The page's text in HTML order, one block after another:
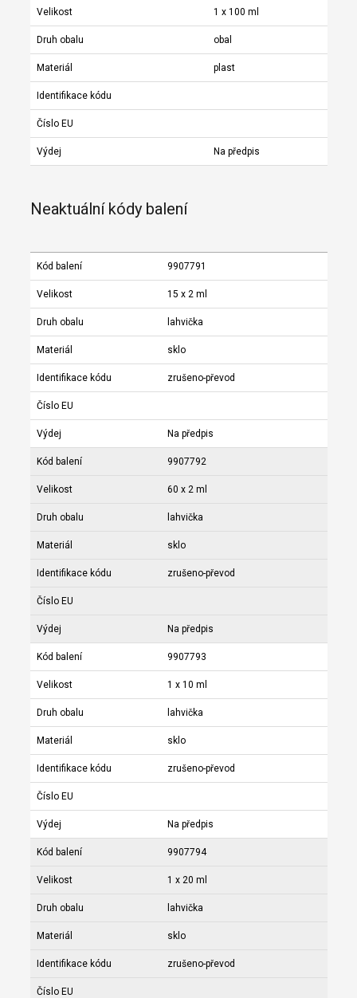
Velikost 1 x 100 ml
Druh obalu obal
Materiál plast
Identifikace kódu
Číslo EU
Výdej Na předpis
Neaktuální kódy balení
Kód balení 9907791
Velikost 15 x 2 ml
Druh obalu lahvička
Materiál sklo
Identifikace kódu zrušeno-převod
Číslo EU
Výdej Na předpis
Kód balení 9907792
Velikost 60 x 2 ml
Druh obalu lahvička
Materiál sklo
Identifikace kódu zrušeno-převod
Číslo EU
Výdej Na předpis
Kód balení 9907793
Velikost 1 x 10 ml
Druh obalu lahvička
Materiál sklo
Identifikace kódu zrušeno-převod
Číslo EU
Výdej Na předpis
Kód balení 9907794
Velikost 1 x 20 ml
Druh obalu lahvička
Materiál sklo
Identifikace kódu zrušeno-převod
Číslo EU